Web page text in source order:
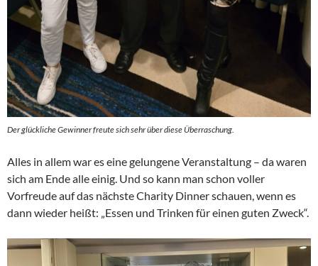
Der glückliche Gewinner freute sich sehr über diese Überraschung.
Alles in allem war es eine gelungene Veranstaltung – da waren
sich am Ende alle einig. Und so kann man schon voller
Vorfreude auf das nächste Charity Dinner schauen, wenn es
dann wieder heißt: „Essen und Trinken für einen guten Zweck“.